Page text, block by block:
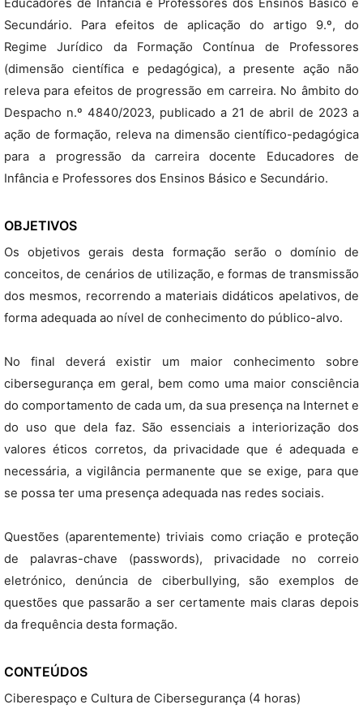
Educadores de Infância e Professores dos Ensinos Básico e
Secundário. Para efeitos de aplicação do artigo 9.º, do
Regime Jurídico da Formação Contínua de Professores
(dimensão científica e pedagógica), a presente ação não
releva para efeitos de progressão em carreira. No âmbito do
Despacho n.º 4840/2023, publicado a 21 de abril de 2023 a
ação de formação, releva na dimensão científico-pedagógica
para a progressão da carreira docente Educadores de
Infância e Professores dos Ensinos Básico e Secundário.
OBJETIVOS
Os objetivos gerais desta formação serão o domínio de
conceitos, de cenários de utilização, e formas de transmissão
dos mesmos, recorrendo a materiais didáticos apelativos, de
forma adequada ao nível de conhecimento do público-alvo.
No final deverá existir um maior conhecimento sobre
cibersegurança em geral, bem como uma maior consciência
do comportamento de cada um, da sua presença na Internet e
do uso que dela faz. São essenciais a interiorização dos
valores éticos corretos, da privacidade que é adequada e
necessária, a vigilância permanente que se exige, para que
se possa ter uma presença adequada nas redes sociais.
Questões (aparentemente) triviais como criação e proteção
de palavras-chave (passwords), privacidade no correio
eletrónico, denúncia de ciberbullying, são exemplos de
questões que passarão a ser certamente mais claras depois
da frequência desta formação.
CONTEÚDOS
Ciberespaço e Cultura de Cibersegurança (4 horas)